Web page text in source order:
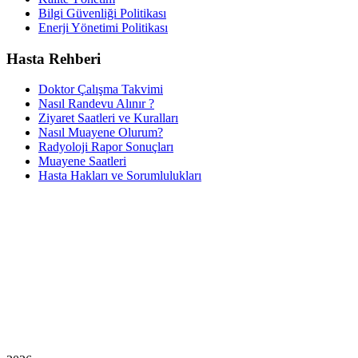
Bilgi Güvenliği Politikası
Enerji Yönetimi Politikası
Hasta Rehberi
Doktor Çalışma Takvimi
Nasıl Randevu Alınır ?
Ziyaret Saatleri ve Kuralları
Nasıl Muayene Olurum?
Radyoloji Rapor Sonuçları
Muayene Saatleri
Hasta Hakları ve Sorumlulukları